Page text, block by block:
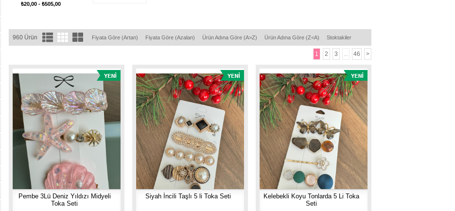
₺20,00 - ₺505,00
Fiyata Göre (Artan) Fiyata Göre (Azalan) Ürün Adına Göre (A>Z) Ürün Adına Göre (Z<A) Stoktakiler
960 Ürün
1 2 3 ... 46 >
Pembe 3Lü Deniz Yıldızı Midyeli
Toka Seti
Siyah İncili Taşlı 5 li Toka Seti
Kelebekli Koyu Tonlarda 5 Li Toka
Seti